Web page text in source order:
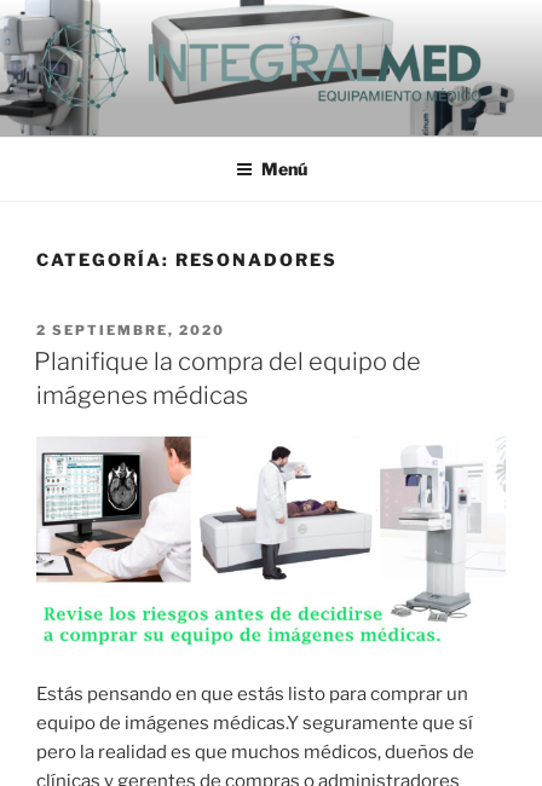
Saltar
al
contenido
INTEGRALMED S.A.
Menú
CATEGORÍA: RESONADORES
PUBLICADO
EL
2 SEPTIEMBRE, 2020
Planifique la compra del equipo de
imágenes médicas
Estás pensando en que estás listo para comprar un
equipo de imágenes médicas.Y seguramente que sí
pero la realidad es que muchos médicos, dueños de
clínicas y gerentes de compras o administradores